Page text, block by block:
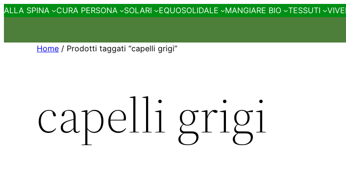
ALLA SPINA CURA PERSONA SOLARI EQUOSOLIDALE MANGIARE BIO TESSUTI
Home / Prodotti taggati “capelli grigi”
capelli grigi